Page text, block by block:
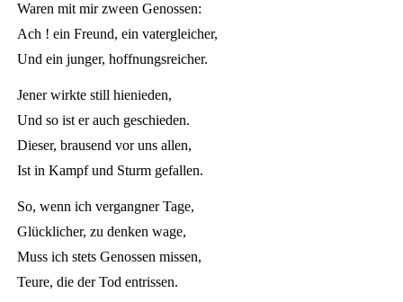
Waren mit mir zween Genossen:
Ach ! ein Freund, ein vatergleicher,
Und ein junger, hoffnungsreicher.
Jener wirkte still hienieden,
Und so ist er auch geschieden.
Dieser, brausend vor uns allen,
Ist in Kampf und Sturm gefallen.
So, wenn ich vergangner Tage,
Glücklicher, zu denken wage,
Muss ich stets Genossen missen,
Teure, die der Tod entrissen.